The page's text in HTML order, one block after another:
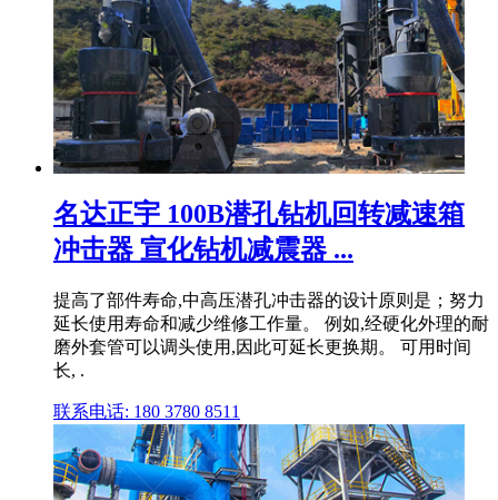
名达正宇 100B潜孔钻机回转减速箱
冲击器 宣化钻机减震器 ...
提高了部件寿命,中高压潜孔冲击器的设计原则是；努力
延长使用寿命和减少维修工作量。 例如,经硬化外理的耐
磨外套管可以调头使用,因此可延长更换期。 可用时间
长, .
联系电话: 180 3780 8511